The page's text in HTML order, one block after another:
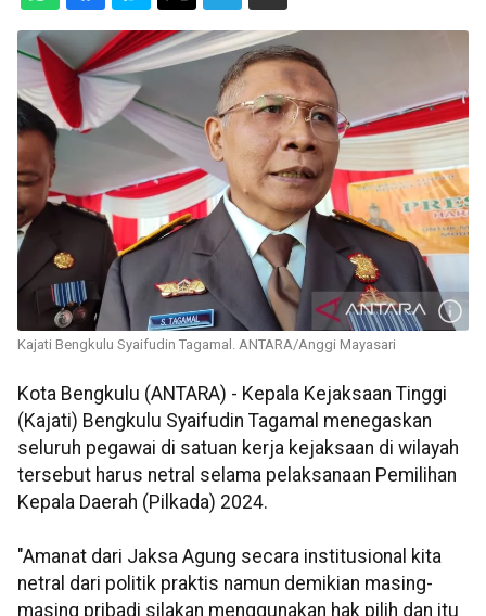
Kajati Bengkulu Syaifudin Tagamal. ANTARA/Anggi Mayasari
Kota Bengkulu (ANTARA) - Kepala Kejaksaan Tinggi
(Kajati) Bengkulu Syaifudin Tagamal menegaskan
seluruh pegawai di satuan kerja kejaksaan di wilayah
tersebut harus netral selama pelaksanaan Pemilihan
Kepala Daerah (Pilkada) 2024.
"Amanat dari Jaksa Agung secara institusional kita
netral dari politik praktis namun demikian masing-
masing pribadi silakan menggunakan hak pilih dan itu